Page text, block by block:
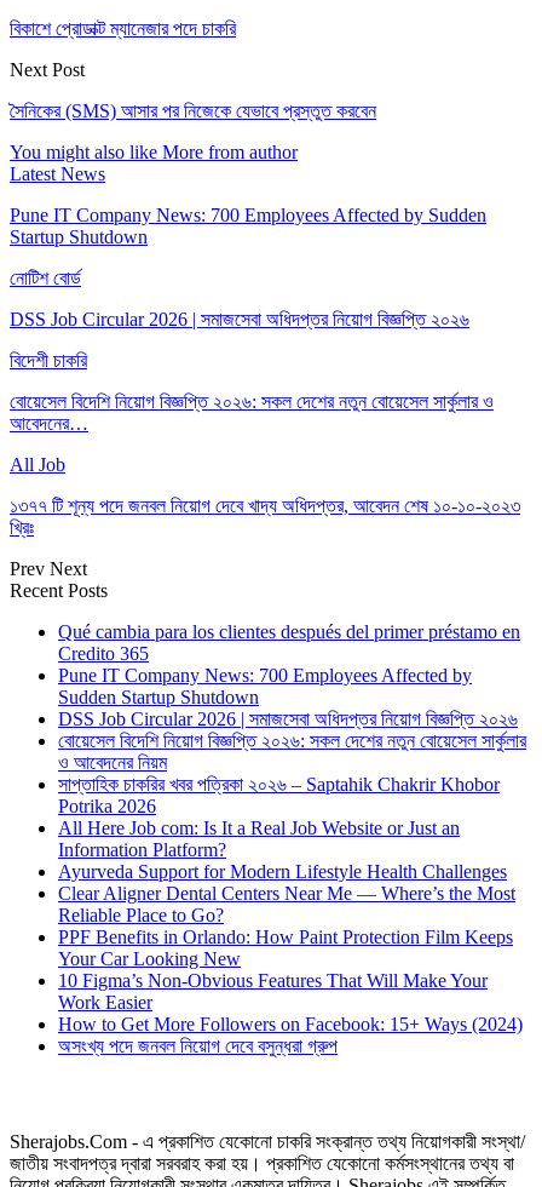
বিকাশে প্রোডাক্ট ম্যানেজার পদে চাকরি
Next Post
সৈনিকের (SMS) আসার পর নিজেকে যেভাবে প্রস্তুত করবেন
You might also like More from author
Latest News
Pune IT Company News: 700 Employees Affected by Sudden
Startup Shutdown
নোটিশ বোর্ড
DSS Job Circular 2026 | সমাজসেবা অধিদপ্তর নিয়োগ বিজ্ঞপ্তি ২০২৬
বিদেশী চাকরি
বোয়েসেল বিদেশি নিয়োগ বিজ্ঞপ্তি ২০২৬: সকল দেশের নতুন বোয়েসেল সার্কুলার ও
আবেদনের…
All Job
১৩৭৭ টি শূন্য পদে জনবল নিয়োগ দেবে খাদ্য অধিদপ্তর, আবেদন শেষ ১০-১০-২০২৩
খ্রিঃ
Prev Next
Recent Posts
Qué cambia para los clientes después del primer préstamo en
Credito 365
Pune IT Company News: 700 Employees Affected by
Sudden Startup Shutdown
DSS Job Circular 2026 | সমাজসেবা অধিদপ্তর নিয়োগ বিজ্ঞপ্তি ২০২৬
বোয়েসেল বিদেশি নিয়োগ বিজ্ঞপ্তি ২০২৬: সকল দেশের নতুন বোয়েসেল সার্কুলার
ও আবেদনের নিয়ম
সাপ্তাহিক চাকরির খবর পত্রিকা ২০২৬ – Saptahik Chakrir Khobor
Potrika 2026
All Here Job com: Is It a Real Job Website or Just an
Information Platform?
Ayurveda Support for Modern Lifestyle Health Challenges
Clear Aligner Dental Centers Near Me — Where’s the Most
Reliable Place to Go?
PPF Benefits in Orlando: How Paint Protection Film Keeps
Your Car Looking New
10 Figma’s Non-Obvious Features That Will Make Your
Work Easier
How to Get More Followers on Facebook: 15+ Ways (2024)
অসংখ্য পদে জনবল নিয়োগ দেবে বসুন্ধরা গ্রুপ
Sherajobs.Com - এ প্রকাশিত যেকোনো চাকরি সংক্রান্ত তথ্য নিয়োগকারী সংস্থা/
জাতীয় সংবাদপত্র দ্বারা সরবরাহ করা হয়। প্রকাশিত যেকোনো কর্মসংস্থানের তথ্য বা